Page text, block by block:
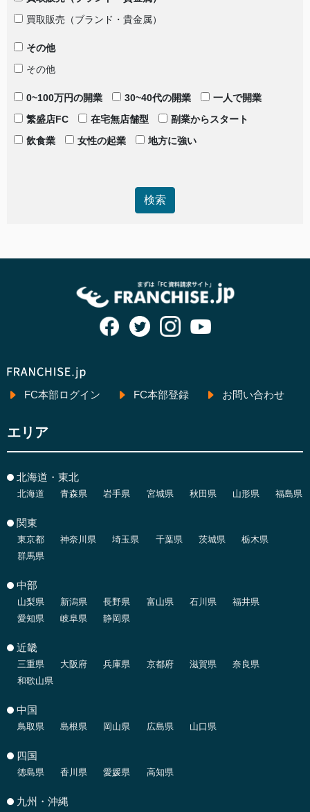
買取販売（ブランド・貴金属）
その他
その他
0~100万円の開業 30~40代の開業
一人で開業
繁盛店FC
在宅無店舗型
副業からスタート
飲食業
女性の起業 地方に強い
FC本部ログイン FC本部登録 お問い合わせ
エリア
北海道・東北
北海道 青森県 岩手県 宮城県 秋田県 山形県 福島県
関東
東京都 神奈川県 埼玉県 千葉県 茨城県
栃木県
群馬県
中部
山梨県 新潟県 長野県 富山県 石川県
福井県
愛知県
岐阜県 静岡県
近畿
三重県 大阪府 兵庫県 京都府 滋賀県
奈良県
和歌山県
中国
鳥取県 島根県 岡山県 広島県 山口県
四国
徳島県 香川県 愛媛県 高知県
九州・沖縄